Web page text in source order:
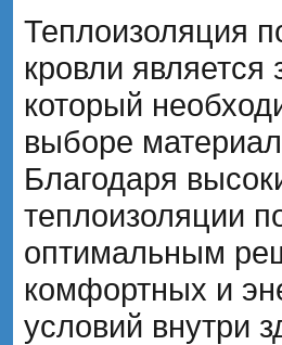
Теплоизоляция
кровли
который
выборе
Благодаря
теплоизоляции
оптимальным
комфортных и
условий внутри